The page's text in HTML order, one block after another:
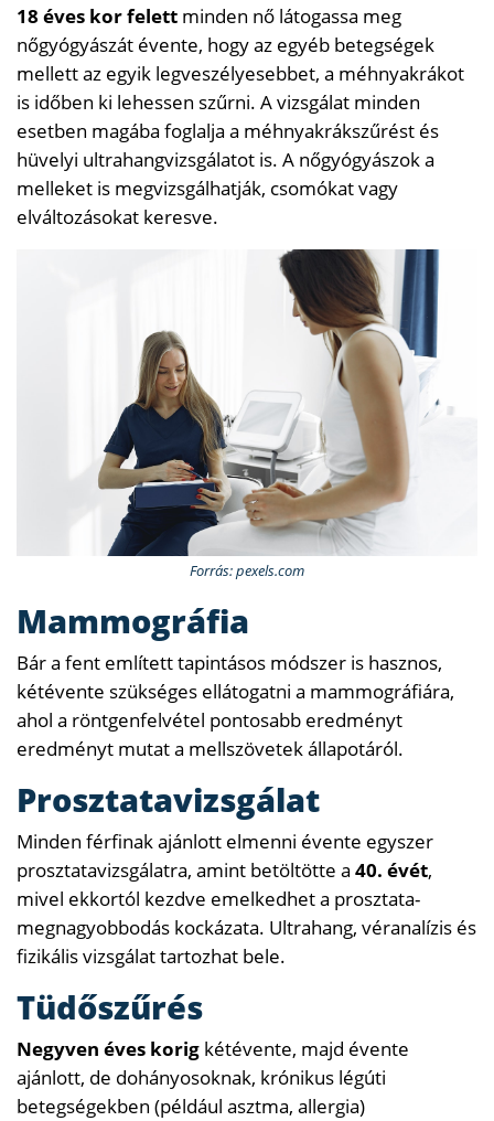
18 éves kor felett minden nő látogassa meg
nőgyógyászát évente, hogy az egyéb betegségek
mellett az egyik legveszélyesebbet, a méhnyakrákot
is időben ki lehessen szűrni. A vizsgálat minden
esetben magába foglalja a méhnyakrákszűrést és
hüvelyi ultrahangvizsgálatot is. A nőgyógyászok a
melleket is megvizsgálhatják, csomókat vagy
elváltozásokat keresve.
Forrás: pexels.com
Mammográfia
Bár a fent említett tapintásos módszer is hasznos,
kétévente szükséges ellátogatni a mammográfiára,
ahol a röntgenfelvétel pontosabb eredményt
eredményt mutat a mellszövetek állapotáról.
Prosztatavizsgálat
Minden férfinak ajánlott elmenni évente egyszer
prosztatavizsgálatra, amint betöltötte a 40. évét,
mivel ekkortól kezdve emelkedhet a prosztata-
megnagyobbodás kockázata. Ultrahang, véranalízis és
fizikális vizsgálat tartozhat bele.
Tüdőszűrés
Negyven éves korig kétévente, majd évente
ajánlott, de dohányosoknak, krónikus légúti
betegségekben (például asztma, allergia)